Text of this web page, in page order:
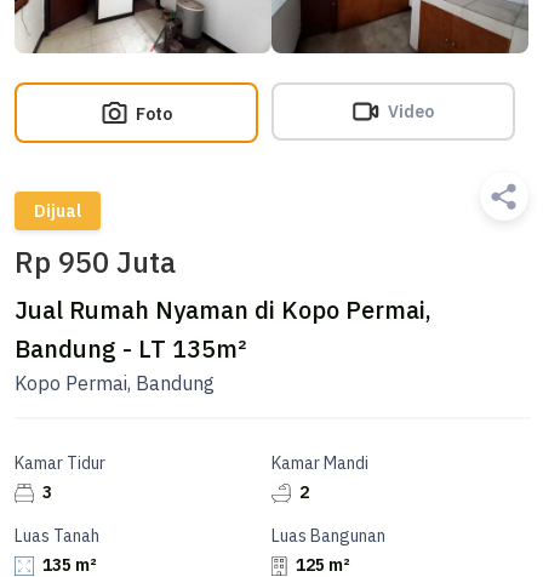
Foto Video
Dijual
Rp 950 Juta
Jual Rumah Nyaman di Kopo Permai,
Bandung - LT 135m²
Kopo Permai, Bandung
Kamar Tidur
3
Kamar Mandi
2
Luas Tanah
135 m²
Luas Bangunan
125 m²